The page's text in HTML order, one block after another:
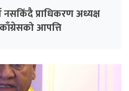
नसकिँदै प्राधिकरण अध्यक्ष
आपत्ति